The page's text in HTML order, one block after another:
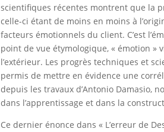
scientifiques récentes montrent que la
celle-ci étant de moins en moins à
facteurs émotionnels du client. C’est
point de vue étymologique, « émotion »
l’extérieur. Les progrès techniques et
permis de mettre en évidence une
depuis les travaux d’Antonio Damasio,
dans l’apprentissage et dans la
Ce dernier énonce dans « L’erreur de